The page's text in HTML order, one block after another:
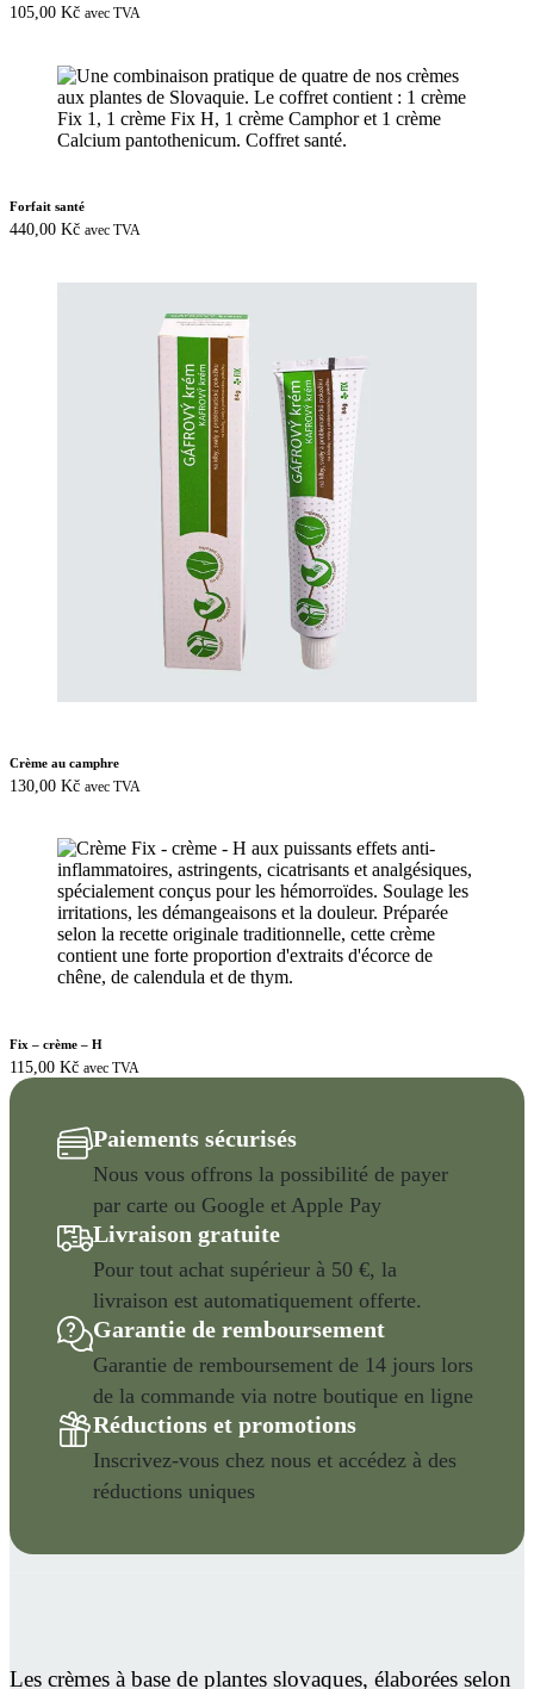
105,00 Kč avec TVA
Forfait santé
440,00 Kč avec TVA
Crème au camphre
130,00 Kč avec TVA
Fix – crème – H
115,00 Kč avec TVA
Paiements sécurisés
Nous vous offrons la possibilité de payer
par carte ou Google et Apple Pay
Livraison gratuite
Pour tout achat supérieur à 50 €, la
livraison est automatiquement offerte.
Garantie de remboursement
Garantie de remboursement de 14 jours lors
de la commande via notre boutique en ligne
Réductions et promotions
Inscrivez-vous chez nous et accédez à des
réductions uniques
Les crèmes à base de plantes slovaques, élaborées selon